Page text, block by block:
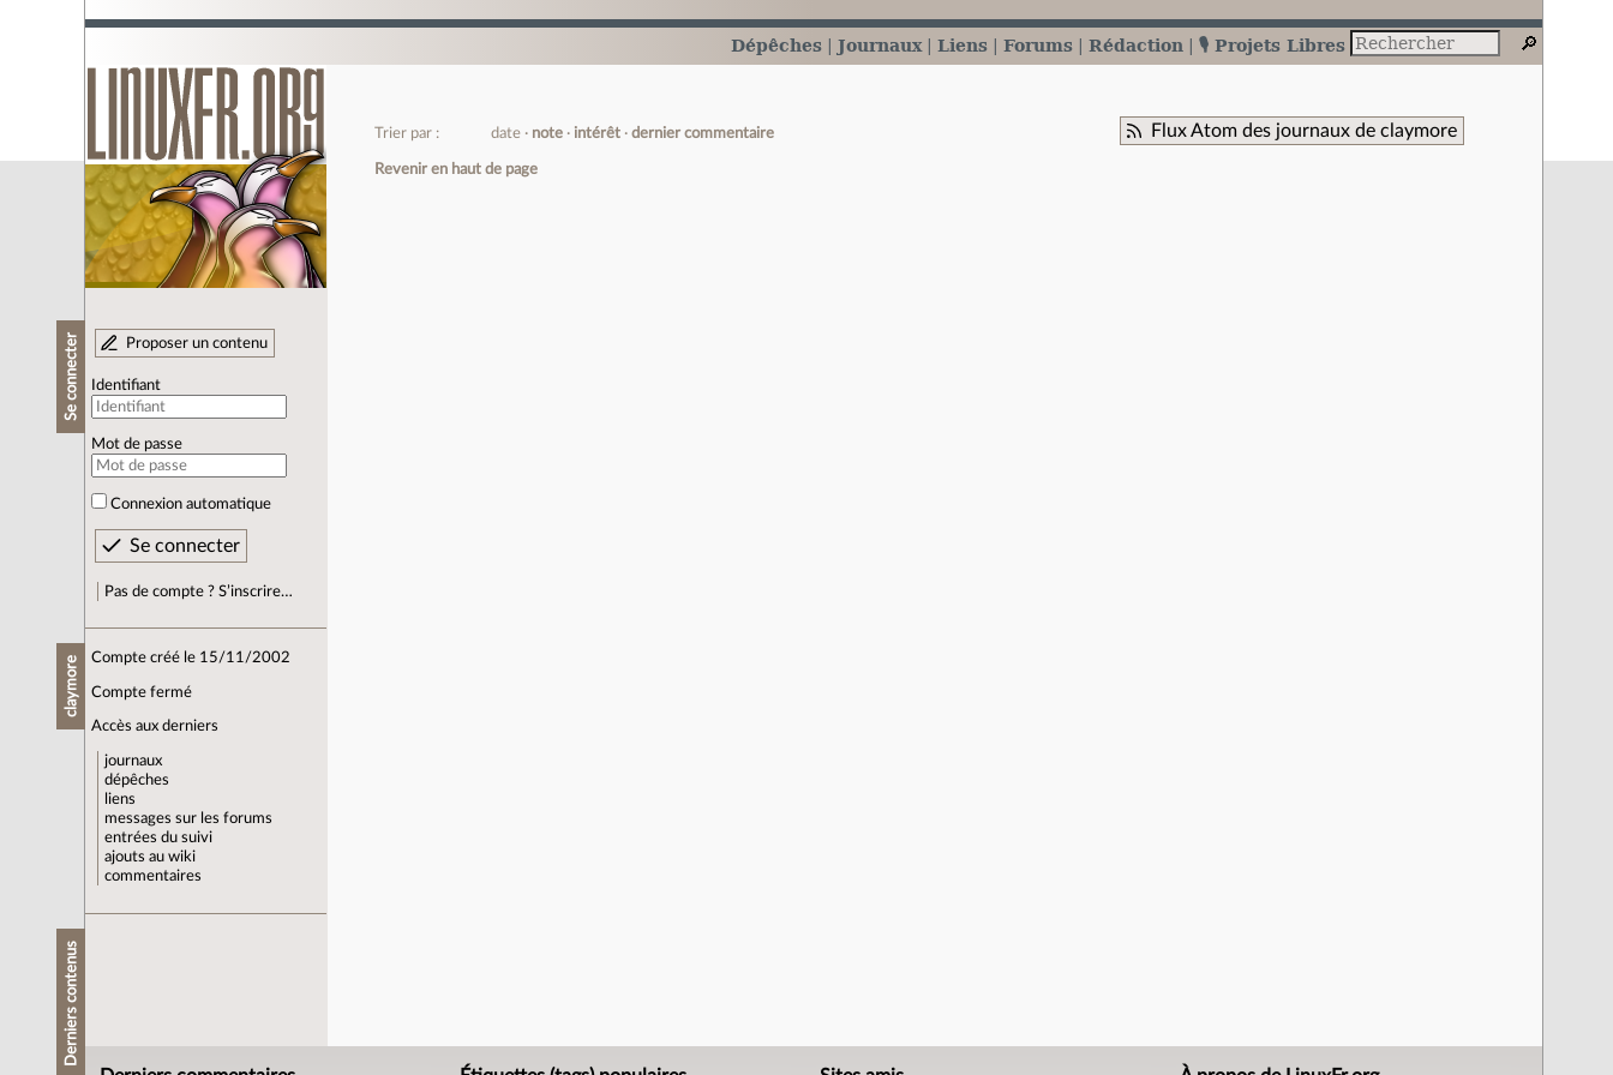
Dépêches Journaux Liens Forums Rédaction 🎙️ Projets Libres
Se connecter Proposer un contenu
Identifiant
Mot de passe
Connexion automatique
Pas de compte ? S’inscrire…
claymore Compte créé le 15/11/2002
Compte fermé
Accès aux derniers
journaux
dépêches
liens
messages sur les forums
entrées du suivi
ajouts au wiki
commentaires
Derniers contenus
Flux Atom des journaux de claymore
Trier par : date note intérêt dernier commentaire
Revenir en haut de page